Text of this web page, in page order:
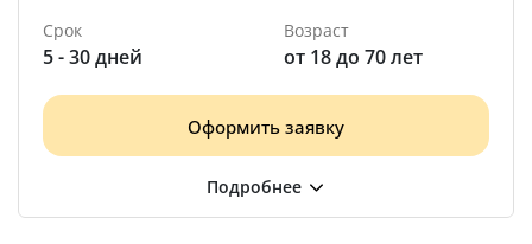
Срок
5 - 30 дней
Возраст
от 18 до 70 лет
Оформить заявку